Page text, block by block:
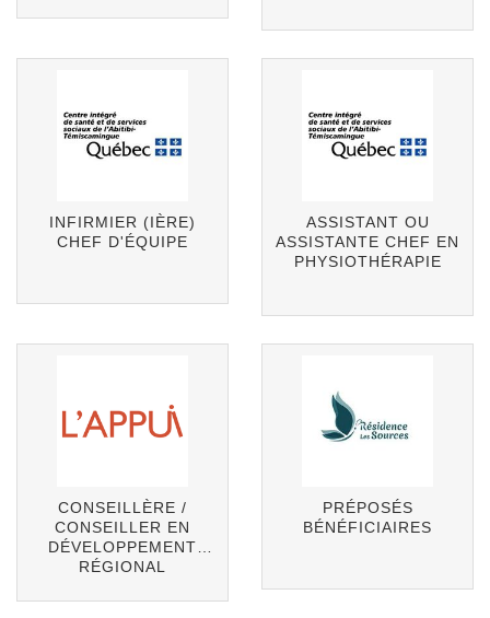
INFIRMIER (IÈRE)
CHEF D'ÉQUIPE
ASSISTANT OU
ASSISTANTE CHEF EN
PHYSIOTHÉRAPIE
CONSEILLÈRE /
CONSEILLER EN
DÉVELOPPEMENT
RÉGIONAL
PRÉPOSÉS
BÉNÉFICIAIRES